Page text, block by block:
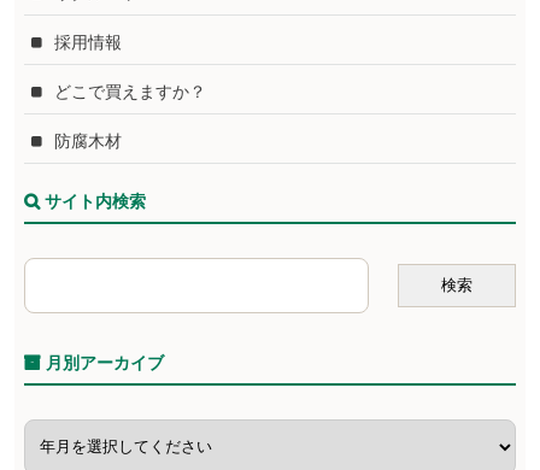
採用情報
どこで買えますか？
防腐木材
サイト内検索
月別アーカイブ